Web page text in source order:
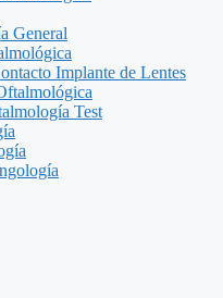
General
Implante de Lentes
Test